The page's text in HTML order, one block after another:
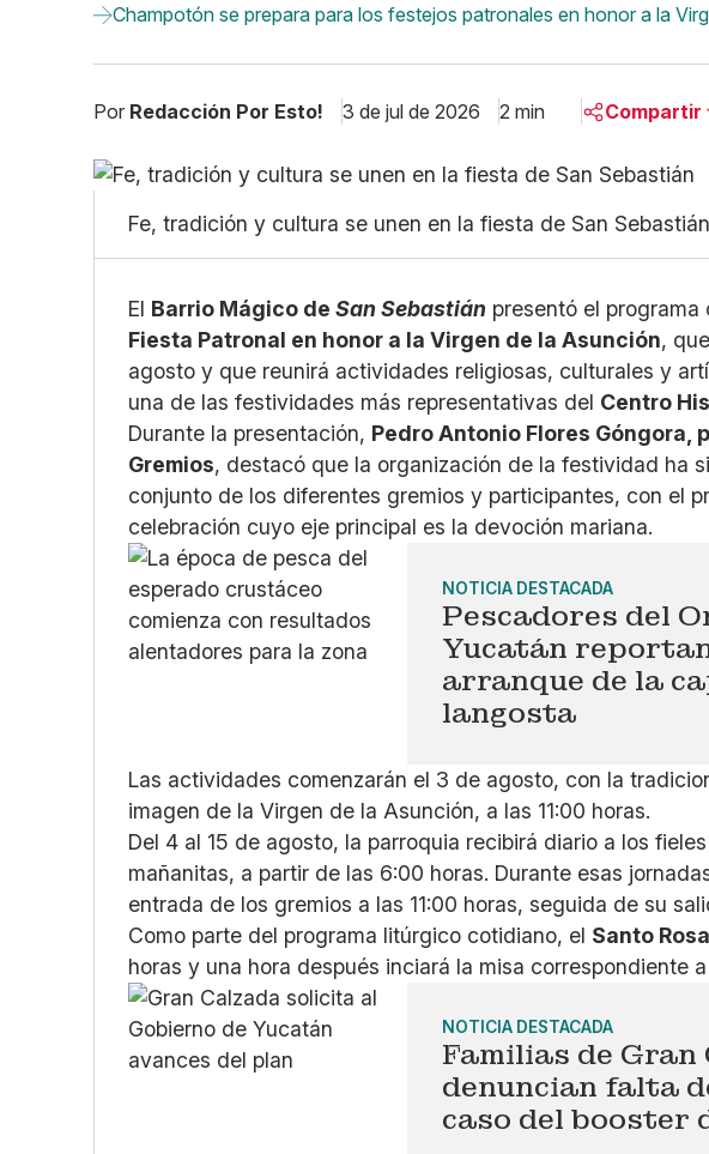
Champotón se prepara para los festejos patronales en honor a la
Por Redacción Por Esto! 3 de jul de 2026 2 min Compartir
Linkedin
Copiar
Fe, tradición y cultura se unen en la fiesta de San
El Barrio Mágico deSan Sebastián presentó el
Fiesta Patronal en honor a la Virgen de la Asunción,
agosto y que reunirá actividades religiosas, culturales y
una de las festividades más representativas del Centro
Durante la presentación, Pedro Antonio Flores Góngora,
Gremios, destacó que la organización de la festividad ha
conjunto de los diferentes gremios y participantes, con el
celebración cuyo eje principal es la devoción mariana.
NOTICIA DESTACADA
Pescadores del
Yucatán
arranque de la
langosta
Las actividades comenzarán el 3 de agosto, con la
imagen de la Virgen de la Asunción, a las 11:00 horas.
Del 4 al 15 de agosto, la parroquia recibirá diario a los
mañanitas, a partir de las 6:00 horas. Durante esas
entrada de los gremios a las 11:00 horas, seguida de su
Como parte del programa litúrgico cotidiano, el Santo
horas y una hora después inciará la misa correspondiente
NOTICIA DESTACADA
Familias de Gran
denuncian falta
caso del booster